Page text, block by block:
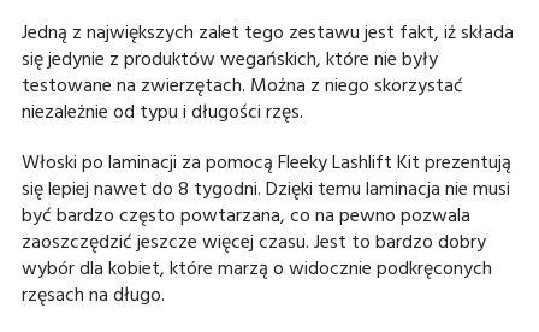
Jedną z największych zalet tego zestawu jest fakt, iż składa
się jedynie z produktów wegańskich, które nie były
testowane na zwierzętach. Można z niego skorzystać
niezależnie od typu i długości rzęs.
Włoski po laminacji za pomocą Fleeky Lashlift Kit prezentują
się lepiej nawet do 8 tygodni. Dzięki temu laminacja nie musi
być bardzo często powtarzana, co na pewno pozwala
zaoszczędzić jeszcze więcej czasu. Jest to bardzo dobry
wybór dla kobiet, które marzą o widocznie podkręconych
rzęsach na długo.